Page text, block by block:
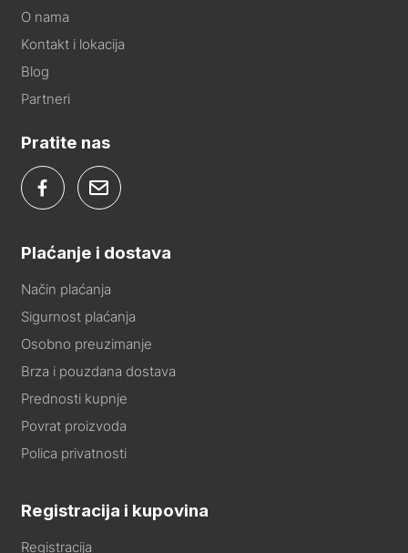
O nama
Kontakt i lokacija
Blog
Partneri
Pratite nas
Plaćanje i dostava
Način plaćanja
Sigurnost plaćanja
Osobno preuzimanje
Brza i pouzdana dostava
Prednosti kupnje
Povrat proizvoda
Polica privatnosti
Registracija i kupovina
Registracija